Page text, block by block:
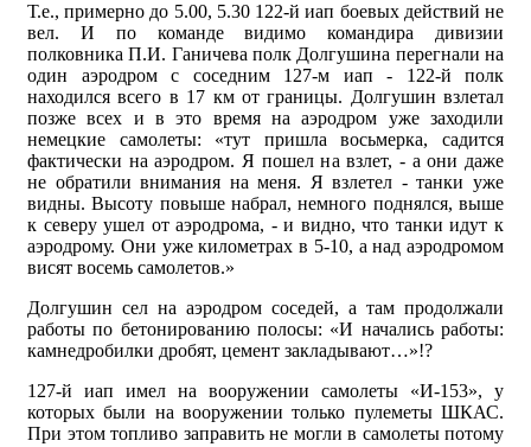
Т.е., примерно до 5.00, 5.30 122-й иап боевых действий не
вел. И по команде видимо командира дивизии
полковника П.И. Ганичева полк Долгушина перегнали на
один аэродром с соседним 127-м иап - 122-й полк
находился всего в 17 км от границы. Долгушин взлетал
позже всех и в это время на аэродром уже заходили
немецкие самолеты: «тут пришла восьмерка, садится
фактически на аэродром. Я пошел на взлет, - а они даже
не обратили внимания на меня. Я взлетел - танки уже
видны. Высоту повыше набрал, немного поднялся, выше
к северу ушел от аэродрома, - и видно, что танки идут к
аэродрому. Они уже километрах в 5-10, а над аэродромом
висят восемь самолетов.»
Долгушин сел на аэродром соседей, а там продолжали
работы по бетонированию полосы: «И начались работы:
камнедробилки дробят, цемент закладывают…»!?
127-й иап имел на вооружении самолеты «И-153», у
которых были на вооружении только пулеметы ШКАС.
При этом топливо заправить не могли в самолеты потому